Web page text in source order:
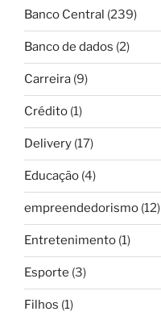
Banco Central (239)
Banco de dados (2)
Carreira (9)
Crédito (1)
Delivery (17)
Educação (4)
empreendedorismo (12)
Entretenimento (1)
Esporte (3)
Filhos (1)